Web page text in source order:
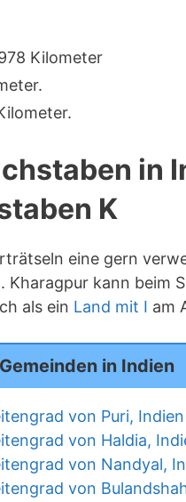
Kilometer
in
K
eine gern
Kharagpur kann beim
als ein Land mit I am
in Indien
von Puri, Indien
von Haldia,
von Nandyal,
von